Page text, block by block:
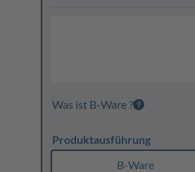
Was ist B-Ware ?
Produktausführung
B-Ware